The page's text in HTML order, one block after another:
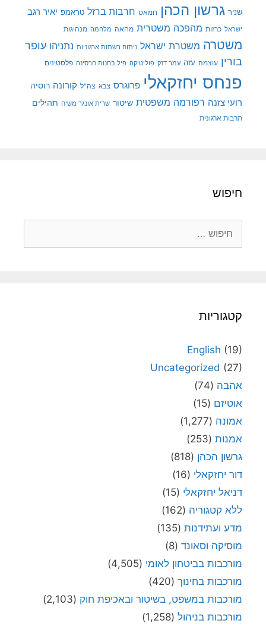
שניר גרשון הכהן חמאס חרבות ברזל טראמפ יאיר רגב
ישראל כרזות מהפכה משטרית מחאה מלחמה מנהיגות
משטרה משטרת ישראל ניתוח רשתות ארגוניות נתניהו עופר
בורין עוצמה עזה עמר דנק פוליטיקה פיל בחנות חרסינה פלסטינים
פנחס יחזקאלי פרוגרס צבא צה"ל קורונה רוסיה
רועי צזנה רפורמה משפטית שיטור שרית אונגר משיח תהילים
תרבות ארגונית
חיפוש
קטגוריות
English (19)
Uncategorized (27)
אהבה (74)
אוטיזם (15)
אמונה (1,277)
אמנות (253)
גרשון הכהן (818)
דור יחזקאלי (16)
דניאל יחזקאלי (15)
ללא קטגוריה (162)
מדע ועתידנות (135)
מוסיקה וסאונד (8)
מורכבות בביטחון לאומי (4,505)
מורכבות בחינוך (420)
מורכבות במשפט, בשיטור ובאכיפת חוק (2,103)
מורכבות בניהול (1,258)